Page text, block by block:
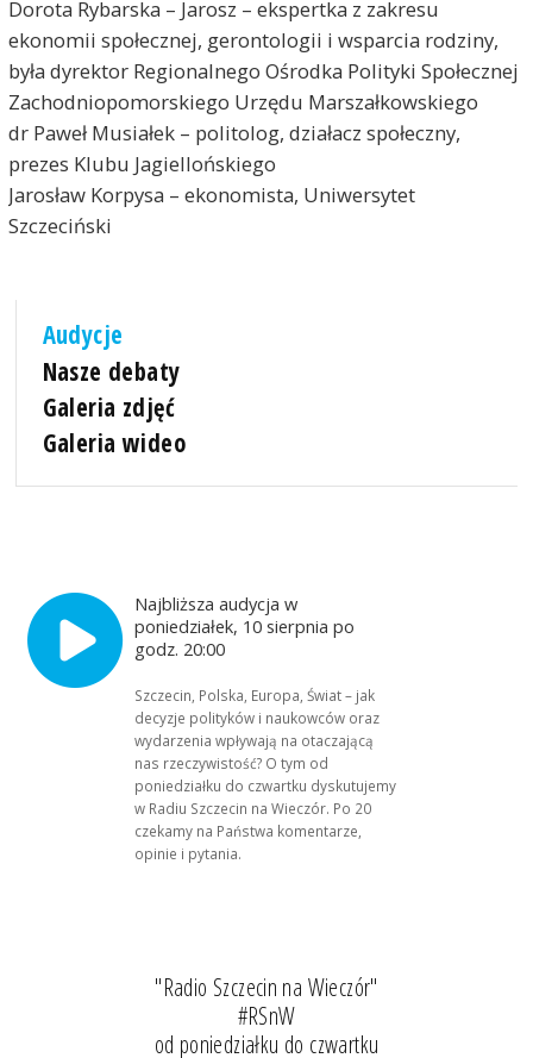
Dorota Rybarska – Jarosz – ekspertka z zakresu
ekonomii społecznej, gerontologii i wsparcia rodziny,
była dyrektor Regionalnego Ośrodka Polityki Społecznej
Zachodniopomorskiego Urzędu Marszałkowskiego
dr Paweł Musiałek – politolog, działacz społeczny,
prezes Klubu Jagiellońskiego
Jarosław Korpysa – ekonomista, Uniwersytet
Szczeciński
Audycje
Nasze debaty
Galeria zdjęć
Galeria wideo
Najbliższa audycja w
poniedziałek, 10 sierpnia po
godz. 20:00
Szczecin, Polska, Europa, Świat – jak
decyzje polityków i naukowców oraz
wydarzenia wpływają na otaczającą
nas rzeczywistość? O tym od
poniedziałku do czwartku dyskutujemy
w Radiu Szczecin na Wieczór. Po 20
czekamy na Państwa komentarze,
opinie i pytania.
"Radio Szczecin na Wieczór"
#RSnW
od poniedziałku do czwartku